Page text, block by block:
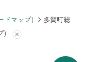
ドマップ)
多賀町総
)